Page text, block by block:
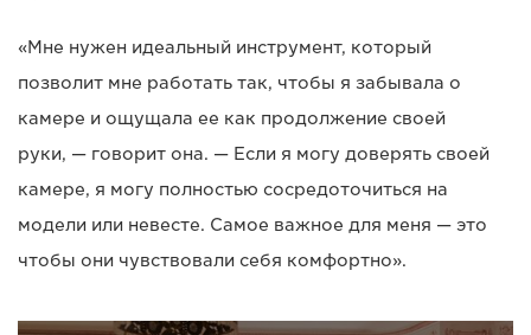
«Мне нужен идеальный инструмент, который
позволит мне работать так, чтобы я забывала о
камере и ощущала ее как продолжение своей
руки, — говорит она. — Если я могу доверять своей
камере, я могу полностью сосредоточиться на
модели или невесте. Самое важное для меня — это
чтобы они чувствовали себя комфортно».